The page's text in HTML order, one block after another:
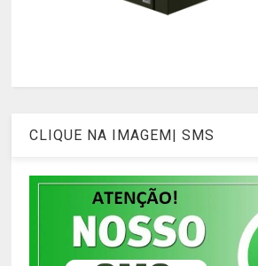
CLIQUE NA IMAGEM| SMS